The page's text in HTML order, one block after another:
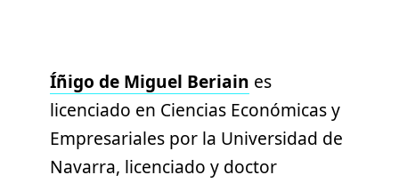
Íñigo de Miguel Beriain es
licenciado en Ciencias Económicas y
Empresariales por la Universidad de
Navarra, licenciado y doctor